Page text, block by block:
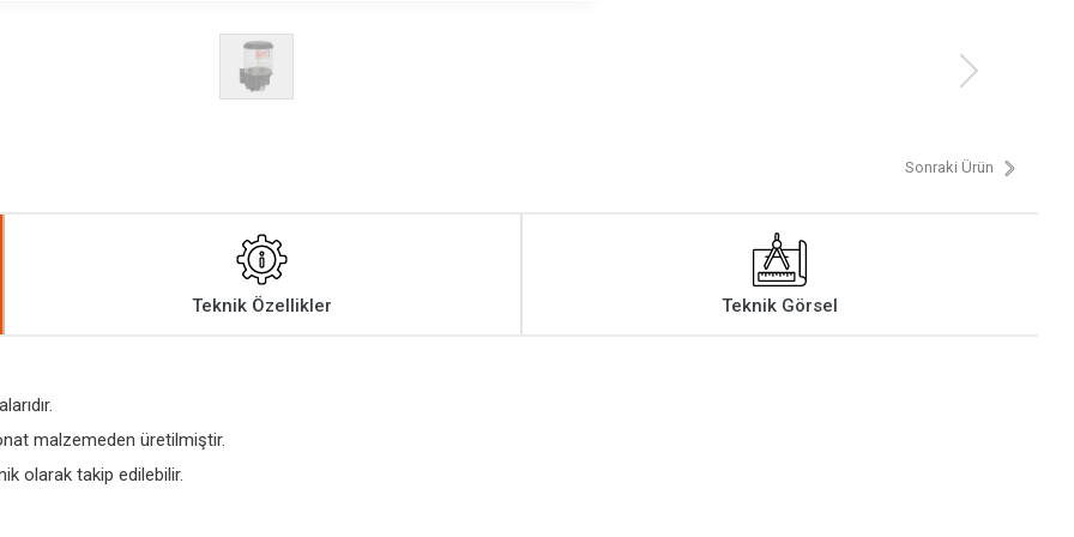
Sonraki Ürün
Teknik Özellikler Teknik Görsel
malzemeden üretilmiştir.
olarak takip edilebilir.